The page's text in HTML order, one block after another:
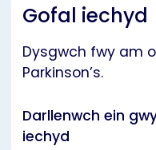
Gofal iechyd
Dysgwch fwy am
Parkinson’s.
Darllenwch ein
iechyd